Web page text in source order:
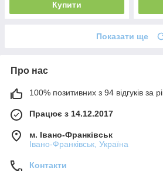
Купити
Показати ще
Про нас
100% позитивних з 94 відгуків за
Працює з 14.12.2017
м. Івано-Франківськ
Івано-Франківськ, Україна
Контакти